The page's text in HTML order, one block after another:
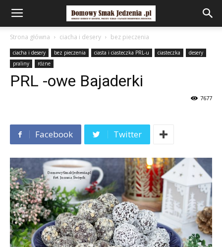
Strona główna ciacha i desery bez pieczenia
ciacha i desery bez pieczenia ciasta i ciasteczka PRL-u ciasteczka
desery
praliny
różne
PRL -owe Bajaderki
7677
Facebook Twitter